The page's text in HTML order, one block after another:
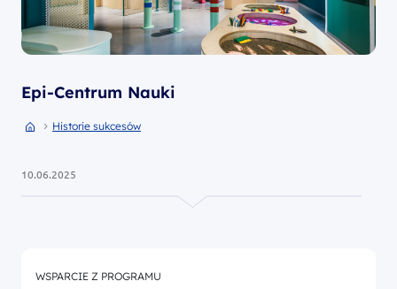
Epi-Centrum Nauki
Przejdź do strony głównej portalu
Historie sukcesówPrzejdź do Historie sukcesów
10.06.2025
WSPARCIE Z PROGRAMU